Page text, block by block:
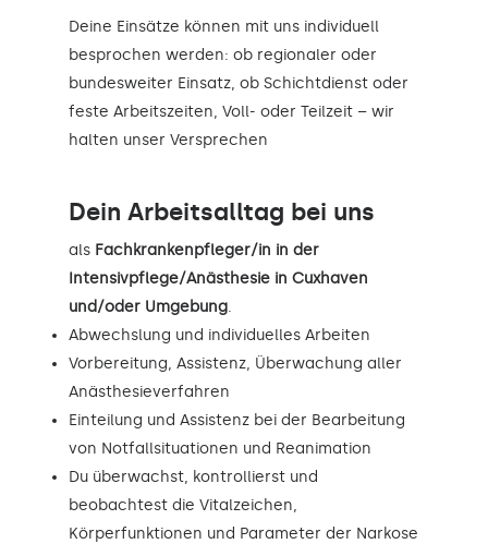
Deine Einsätze können mit uns individuell
besprochen werden: ob regionaler oder
bundesweiter Einsatz, ob Schichtdienst oder
feste Arbeitszeiten, Voll- oder Teilzeit – wir
halten unser Versprechen
Dein Arbeitsalltag bei uns
als Fachkrankenpfleger/in in der
Intensivpflege/Anästhesie in Cuxhaven
und/oder Umgebung.
Abwechslung und individuelles Arbeiten
Vorbereitung, Assistenz, Überwachung aller
Anästhesieverfahren
Einteilung und Assistenz bei der Bearbeitung
von Notfallsituationen und Reanimation
Du überwachst, kontrollierst und
beobachtest die Vitalzeichen,
Körperfunktionen und Parameter der Narkose